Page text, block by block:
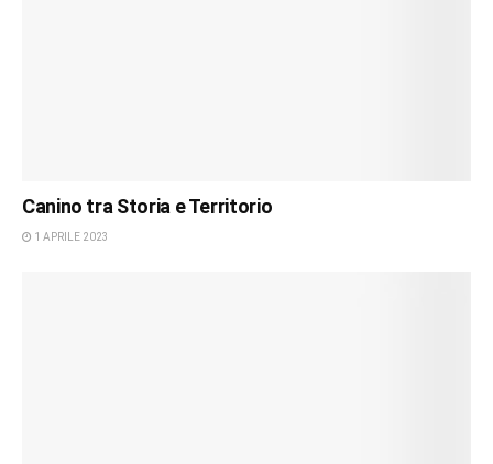
Canino tra Storia e Territorio
1 APRILE 2023